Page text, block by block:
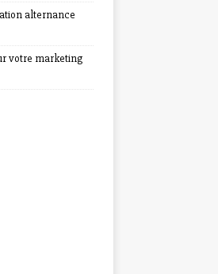
alternance
votre marketing